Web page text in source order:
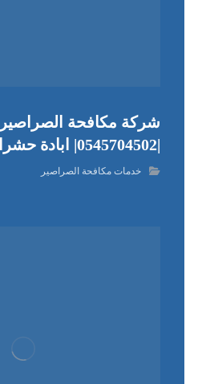
شركة مكافحة
|0545704502| ابادة حشرات
خدمات مكافحة الصراصير